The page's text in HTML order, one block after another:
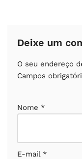
Deixe um
O seu endereço
Campos
Nome *
E-mail *